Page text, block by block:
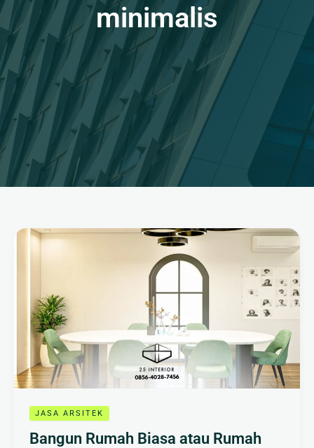
minimalis
JASA ARSITEK
Bangun Rumah Biasa atau Rumah
Bangun
Rumah
Rumah
yang
Punya
Cerita?
Pilih
25Architect!